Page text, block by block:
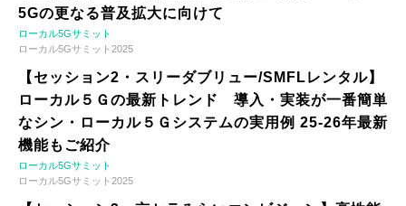
5Gの更なる普及拡大に向けて
ローカル5Gサミット
ローカル5Gサミット2025
【セッション2・スリーダブリュー/SMFLレンタル】
ローカル５Ｇの最新トレンド 導入・実装が一番簡単
なシン・ローカル５Ｇシステムの実用例 25-26年最新
機能もご紹介
ローカル5Gサミット
ローカル5Gサミット2025